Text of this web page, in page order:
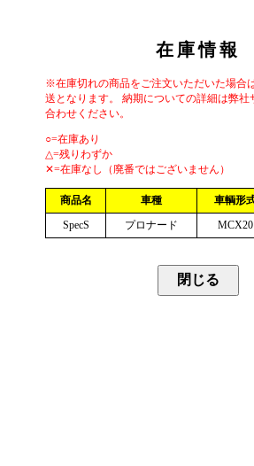
在庫情報
※在庫切れの商品をご注文いただいた場合
送となります。 納期についての詳細は弊社
合わせください。
○=在庫あり
△=残りわずか
✕=在庫なし（廃番ではございません）
商品名 車種 車輌形
SpecS
プロナード MCX20